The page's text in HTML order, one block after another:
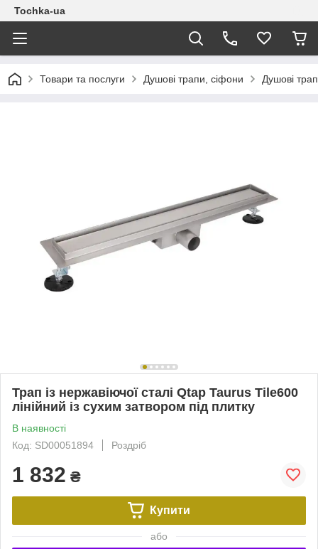
Tochka-ua
Товари та послуги Душові трапи, сіфони Душові
Трап із нержавіючої сталі Qtap Taurus Tile600
лінійний із сухим затвором під плитку
В наявності
Код: SD00051894
Роздріб
1 832 ₴
Купити
або